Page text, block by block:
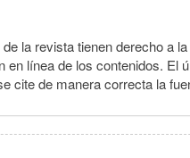
la revista tienen derecho a
línea de los contenidos.
cite de manera correcta la